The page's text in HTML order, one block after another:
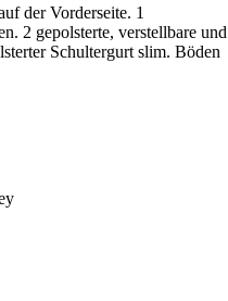
der Vorderseite. 1
2 gepolsterte, verstellbare und
Schultergurt slim. Böden